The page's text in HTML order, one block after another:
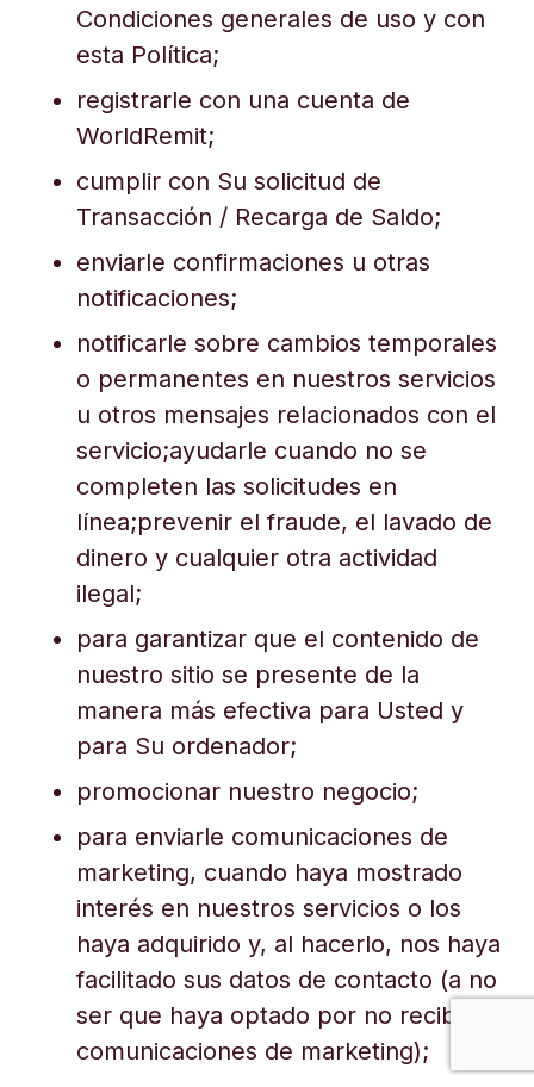
Condiciones generales de uso y con
esta Política;
registrarle con una cuenta de
WorldRemit;
cumplir con Su solicitud de
Transacción / Recarga de Saldo;
enviarle confirmaciones u otras
notificaciones;
notificarle sobre cambios temporales
o permanentes en nuestros servicios
u otros mensajes relacionados con el
servicio;ayudarle cuando no se
completen las solicitudes en
línea;prevenir el fraude, el lavado de
dinero y cualquier otra actividad
ilegal;
para garantizar que el contenido de
nuestro sitio se presente de la
manera más efectiva para Usted y
para Su ordenador;
promocionar nuestro negocio;
para enviarle comunicaciones de
marketing, cuando haya mostrado
interés en nuestros servicios o los
haya adquirido y, al hacerlo, nos haya
facilitado sus datos de contacto (a no
ser que haya optado por no recibir
comunicaciones de marketing);